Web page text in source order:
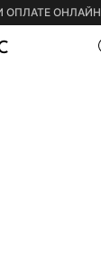
ОПЛАТЕ ОНЛАЙН